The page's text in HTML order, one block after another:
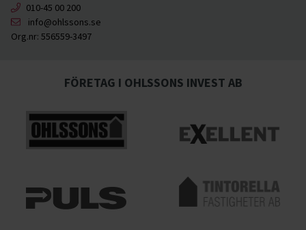
010-45 00 200
info@ohlssons.se
Org.nr: 556559-3497
FÖRETAG I OHLSSONS INVEST AB